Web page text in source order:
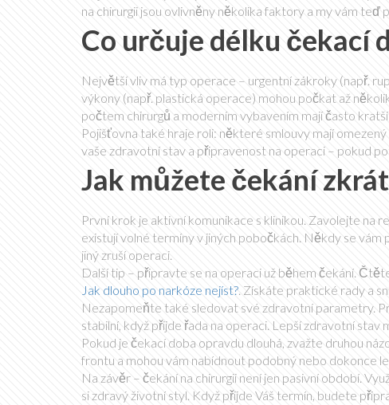
na chirurgii jsou ovlivněny několika faktory a my vám teď
Co určuje délku čekací
Největší vliv má typ operace – urgentní zákroky (např.
výkony (např. plastická operace) mohou počkat až
počtem chirurgů a moderním vybavením mají často
Pojišťovna také hraje roli: některé smlouvy mají
vaše zdravotní stav a připravenost na operaci – pokud
Jak můžete čekání
První krok je aktivní komunikace s klinikou. Zavolejte na
existují volné termíny v jiných pobočkách. Někdy se
jiný zruší operaci.
Další tip – připravte se na operaci už během čekání.
Jak dlouho po narkóze nejíst?. Získáte praktické rady a
Nezapomeňte také sledovat své zdravotní parametry.
stabilní, když přijde řada na operaci. Lepší zdravotní stav
Pokud je čekací doba opravdu dlouhá, zvažte druhou
frontu a mohou vám nabídnout podobný nebo dokonce
Na závěr – čekání na chirurgii není jen pasivní období.
si zdravý životní styl. Když přijde Váš termín, budete